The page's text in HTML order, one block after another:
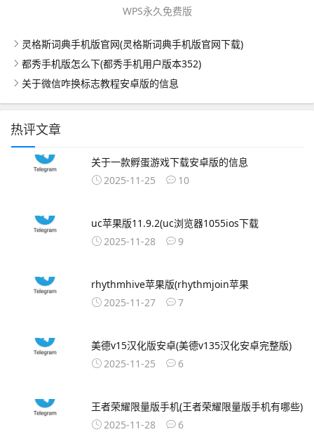
WPS永久免费版
灵格斯词典手机版官网(灵格斯词典手机版官网下载)
都秀手机版怎么下(都秀手机用户版本352)
关于微信咋换标志教程安卓版的信息
热评文章
关于一款孵蛋游戏下载安卓版的信息
2025-11-25
10
uc苹果版11.9.2(uc浏览器1055ios下载
2025-11-28
9
rhythmhive苹果版(rhythmjoin苹果
2025-11-27
7
美德v15汉化版安卓(美德v135汉化安卓完整版)
2025-11-25
6
王者荣耀限量版手机(王者荣耀限量版手机有哪些)
2025-11-28
6